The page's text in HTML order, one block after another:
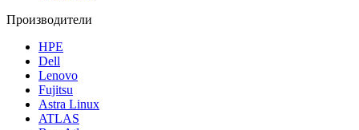
Производители
HPE
Dell
Lenovo
Fujitsu
Astra Linux
ATLAS